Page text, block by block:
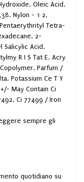
Oleic Acid,
Nylon - 1 2,
Tetra-
2-
Salicylic Acid,
R I S Tat E, Acry
Parfum /
Potassium Ce T Y
May Contain Ci
Ci 77499 / Iron
sempre gli
quotidiano su